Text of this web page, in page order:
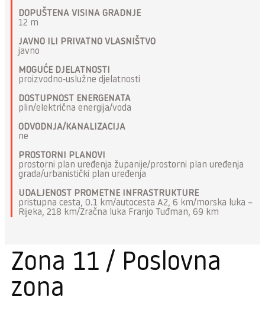
DOPUŠTENA VISINA GRADNJE
12 m
JAVNO ILI PRIVATNO VLASNIŠTVO
javno
MOGUĆE DJELATNOSTI
proizvodno-uslužne djelatnosti
DOSTUPNOST ENERGENATA
plin/električna energija/voda
ODVODNJA/KANALIZACIJA
ne
PROSTORNI PLANOVI
prostorni plan uređenja županije/prostorni plan uređenja
grada/urbanistički plan uređenja
UDALJENOST PROMETNE INFRASTRUKTURE
pristupna cesta, 0.1 km/autocesta A2, 6 km/morska luka –
Rijeka, 218 km/Zračna luka Franjo Tuđman, 69 km
Zona 11 / Poslovna
zona